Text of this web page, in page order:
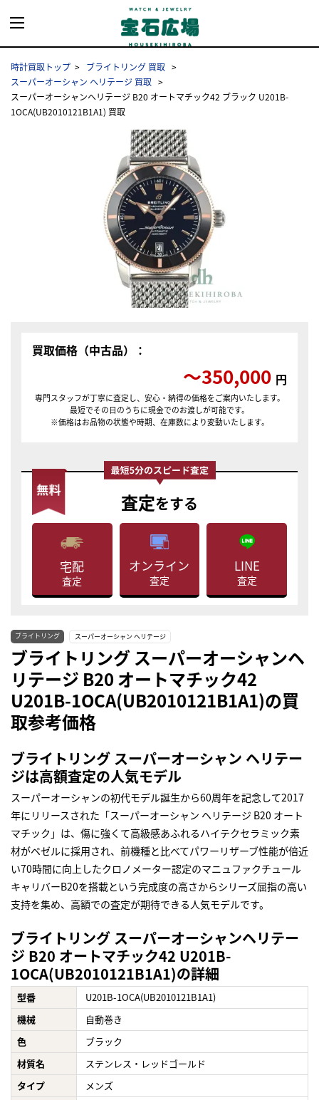
時計買取トップ
ブライトリング 買取
スーパーオーシャン ヘリテージ 買取
スーパーオーシャンヘリテージ B20 オートマチック42 ブラック U201B-
1OCA(UB2010121B1A1) 買取
買取価格（中古品）：
〜350,000 円
専門スタッフが丁寧に査定し、安心・納得の価格をご案内いたします。
最短でその日のうちに現金でのお渡しが可能です。
※価格はお品物の状態や時期、在庫数により変動いたします。
査定をする
宅配
査定
オンライン
査定
LINE
査定
ブライトリング スーパーオーシャン ヘリテージ
ブライトリング スーパーオーシャンヘ
リテージ B20 オートマチック42
U201B-1OCA(UB2010121B1A1)の買
取参考価格
ブライトリング スーパーオーシャン ヘリテー
ジは高額査定の人気モデル
スーパーオーシャンの初代モデル誕生から60周年を記念して2017
年にリリースされた「スーパーオーシャン ヘリテージ B20 オート
マチック」は、傷に強くて高級感あふれるハイテクセラミック素
材がベゼルに採用され、前機種と比べてパワーリザーブ性能が倍近
い70時間に向上したクロノメーター認定のマニュファクチュール
キャリバーB20を搭載という完成度の高さからシリーズ屈指の高い
支持を集め、高額での査定が期待できる人気モデルです。
ブライトリング スーパーオーシャンヘリテー
ジ B20 オートマチック42 U201B-
1OCA(UB2010121B1A1)の詳細
型番
U201B-1OCA(UB2010121B1A1)
機械
自動巻き
色
ブラック
材質名
ステンレス・レッドゴールド
タイプ
メンズ